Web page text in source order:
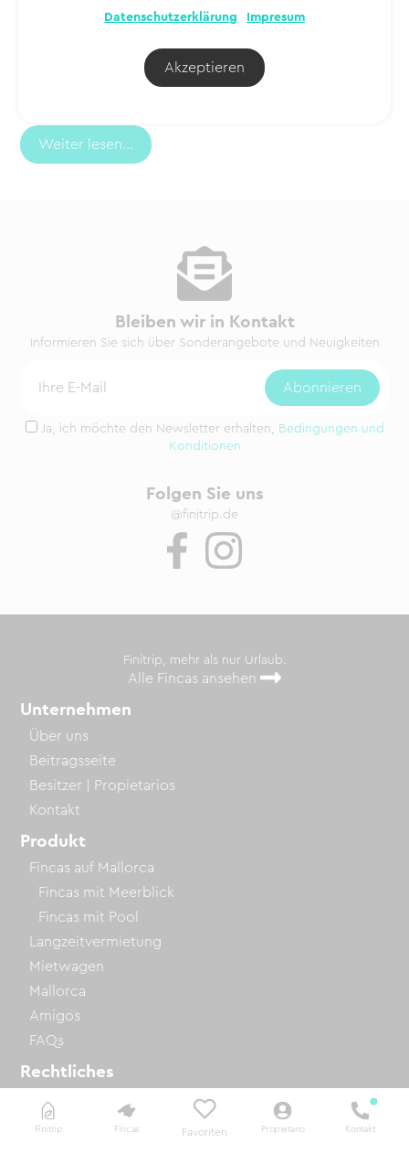
Finitrip Fincas Favoriten Propietario Kontakt
Tomeu | Fornet de la Soca
Die Türen der Jugendstil-Fassade der Bäckerei Fornet
de la Soca im Zentrum Palma de Mallorcas sind das Tor
Weiter lesen...
Bleiben wir in Kontakt
Informieren Sie sich über Sonderangebote und Neuigkeiten
Ja, ich möchte den Newsletter erhalten, Bedingungen und
Konditionen
Folgen Sie uns
@finitrip.de
Finitrip, mehr als nur Urlaub.
Alle Fincas ansehen
Unternehmen
Über uns
Beitragsseite
Besitzer | Propietarios
Kontakt
Produkt
Fincas auf Mallorca
Fincas mit Meerblick
Fincas mit Pool
Langzeitvermietung
Mietwagen
Mallorca
Amigos
FAQs
Rechtliches
Datenschutzerklärung
Vermittlungsbedingungen
Datenschutzerklärung Impresum
Akzeptieren